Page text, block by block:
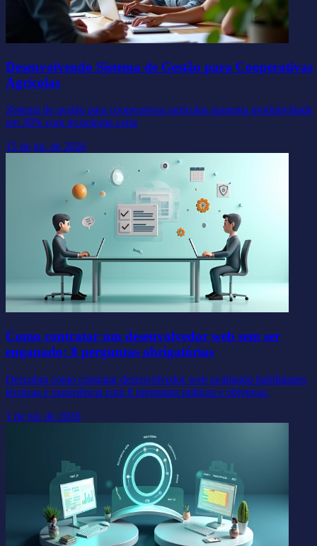
Desenvolvendo Sistema de Gestão para Cooperativas
Agrícolas
Sistema de gestão para cooperativas agrícolas aumenta produtividade
em 30% com tecnologia certa
15 de jul. de 2026
Como contratar um desenvolvedor web sem ser
enganado: 8 perguntas obrigatórias
Descubra como contratar desenvolvedor web avaliando habilidades
técnicas e experiência com 8 perguntas práticas e objetivas.
1 de jul. de 2026